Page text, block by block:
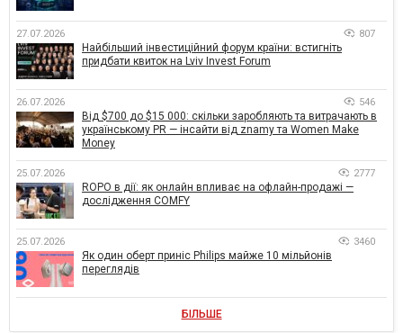
27.07.2026 807
Найбільший інвестиційний форум країни: встигніть
придбати квиток на Lviv Invest Forum
26.07.2026 546
Від $700 до $15 000: скільки заробляють та витрачають в
українському PR — інсайти від znamy та Women Make
Money
25.07.2026 2777
ROPO в дії: як онлайн впливає на офлайн-продажі —
дослідження COMFY
25.07.2026 3460
Як один оберт приніс Philips майже 10 мільйонів
переглядів
БІЛЬШЕ